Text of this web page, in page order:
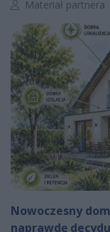
Autor artykułu:
Materiał partnera
Nowoczesny
naprawdę